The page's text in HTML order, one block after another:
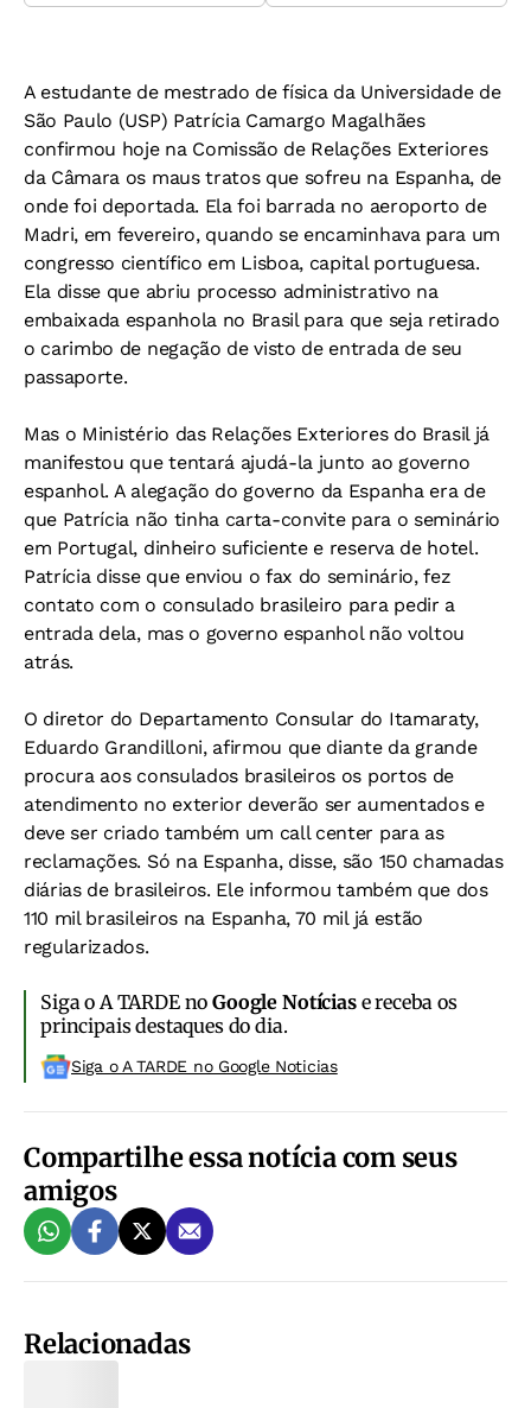
A estudante de mestrado de física da Universidade de
São Paulo (USP) Patrícia Camargo Magalhães
confirmou hoje na Comissão de Relações Exteriores
da Câmara os maus tratos que sofreu na Espanha, de
onde foi deportada. Ela foi barrada no aeroporto de
Madri, em fevereiro, quando se encaminhava para um
congresso científico em Lisboa, capital portuguesa.
Ela disse que abriu processo administrativo na
embaixada espanhola no Brasil para que seja retirado
o carimbo de negação de visto de entrada de seu
passaporte.
Mas o Ministério das Relações Exteriores do Brasil já
manifestou que tentará ajudá-la junto ao governo
espanhol. A alegação do governo da Espanha era de
que Patrícia não tinha carta-convite para o seminário
em Portugal, dinheiro suficiente e reserva de hotel.
Patrícia disse que enviou o fax do seminário, fez
contato com o consulado brasileiro para pedir a
entrada dela, mas o governo espanhol não voltou
atrás.
O diretor do Departamento Consular do Itamaraty,
Eduardo Grandilloni, afirmou que diante da grande
procura aos consulados brasileiros os portos de
atendimento no exterior deverão ser aumentados e
deve ser criado também um call center para as
reclamações. Só na Espanha, disse, são 150 chamadas
diárias de brasileiros. Ele informou também que dos
110 mil brasileiros na Espanha, 70 mil já estão
regularizados.
Siga o A TARDE noGoogle Notíciase receba os
principais destaques do dia.
Siga o A TARDE no Google Noticias
Compartilhe essa notícia com seus
amigos
Relacionadas